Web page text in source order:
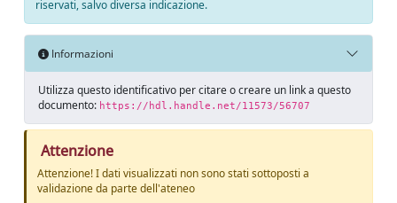
riservati, salvo diversa indicazione.
Informazioni
Utilizza questo identificativo per citare o creare un link a questo
documento: https://hdl.handle.net/11573/56707
Attenzione
Attenzione! I dati visualizzati non sono stati sottoposti a
validazione da parte dell'ateneo